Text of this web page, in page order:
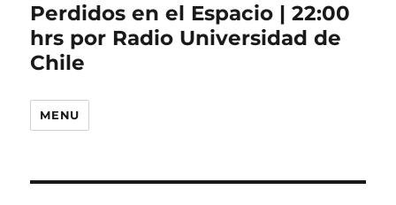
Perdidos en el Espacio | 22:00
hrs por Radio Universidad de
Chile
MENU